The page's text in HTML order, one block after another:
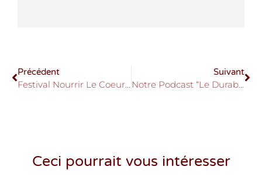
Précédent
Festival Nourrir Le Coeur Du Hainaut 2023 - Activités Proposées Sur La Région Du Centre
Suivant
Notre Podcast “Le Durable En Action - Au Cœur D’initiatives De Transition Alimentaire”
Ceci pourrait vous intéresser